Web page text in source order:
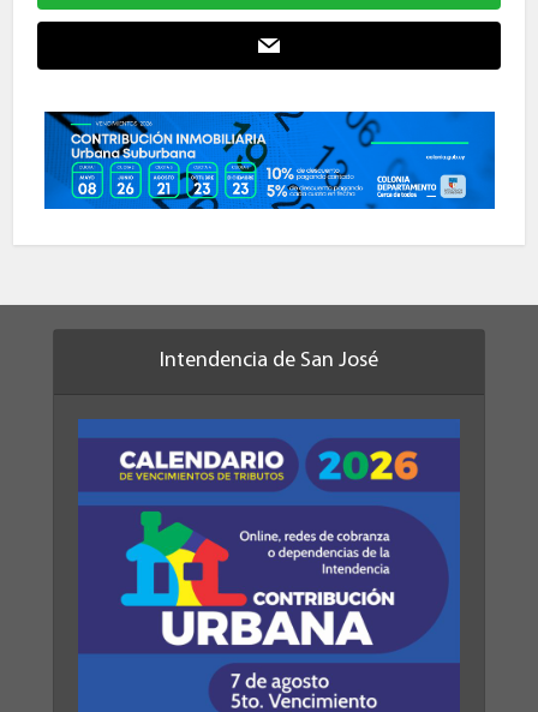
Intendencia de San José